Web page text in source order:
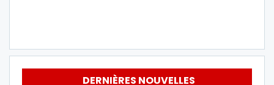
DERNIÈRES NOUVELLES